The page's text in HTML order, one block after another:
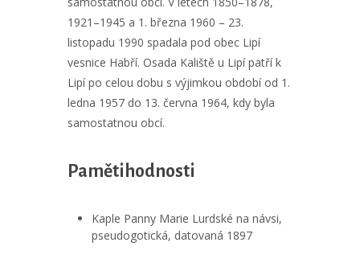
1921–1945 a 1. března 1960 – 23.
listopadu 1990 spadala pod obec Lipí
vesnice Habří. Osada Kaliště u Lipí patří k
Lipí po celou dobu s výjimkou období od 1.
ledna 1957 do 13. června 1964, kdy byla
samostatnou obcí.
Pamětihodnosti
Kaple Panny Marie Lurdské na návsi,
pseudogotická, datovaná 1897